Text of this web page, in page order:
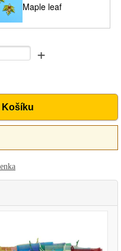
Maple leaf
+
Košíku